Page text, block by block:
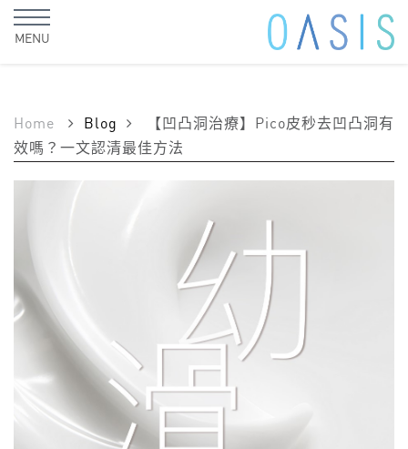
MENU
Home Blog
【凹凸洞治療】Pico皮秒去凹凸洞有
效嗎？一文認清最佳方法